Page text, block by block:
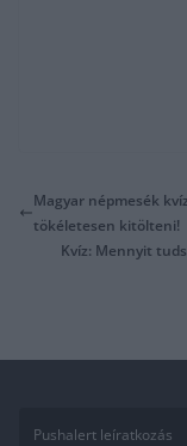
Magyar népmesék
tökéletesen kitölteni!
Kvíz: Mennyit
Pushalert leíratkozás